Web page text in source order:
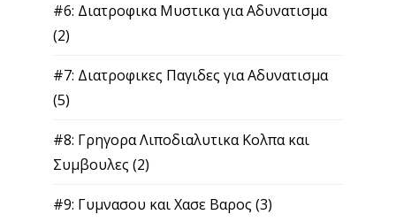
#6: Διατροφικα Μυστικα για Αδυνατισμα
(2)
#7: Διατροφικες Παγιδες για Αδυνατισμα
(5)
#8: Γρηγορα Λιποδιαλυτικα Κολπα και
Συμβουλες (2)
#9: Γυμνασου και Χασε Βαρος (3)